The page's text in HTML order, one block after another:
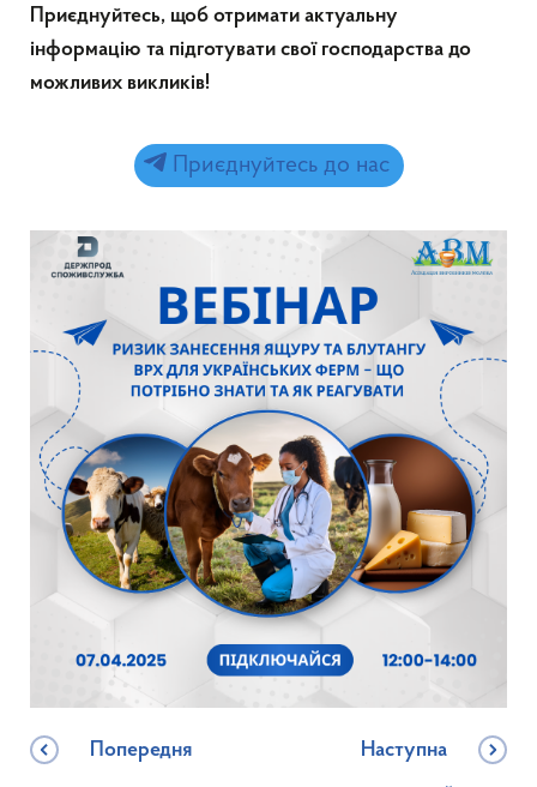
Приєднуйтесь, щоб отримати актуальну
інформацію та підготувати свої господарства до
можливих викликів!
Приєднуйтесь до нас
Попередня Наступна